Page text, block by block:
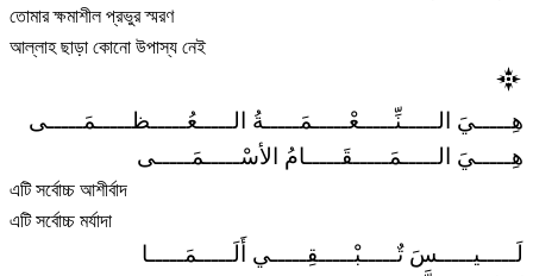
তোমার ক্ষমাশীল প্রভুর স্মরণ
আল্লাহ ছাড়া কোনো উপাস্য নেই
هِـــــيَ الـــــنِّـــــعْـــــمَـــــةُ الـــــعُـــــظـــــمَـــــى
هِـــــيَ الـــــمَـــــقَـــــامُ الأسْـــــمَـــــى
এটি সর্বোচ্চ আশীর্বাদ
এটি সর্বোচ্চ মর্যাদা
لَـــــيـــــسَ تٌـــــبْـــــقِـــــي أَلَـــــمَـــــا